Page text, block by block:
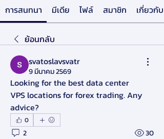
การสนทนา มีเดีย ไฟล์ สมาชิก เกี่ยวกับ
ย้อนกลับ
svatoslavsvatr
9 มีนาคม 2569
Looking for the best data center
VPS locations for forex trading. Any
advice?
0
2
30